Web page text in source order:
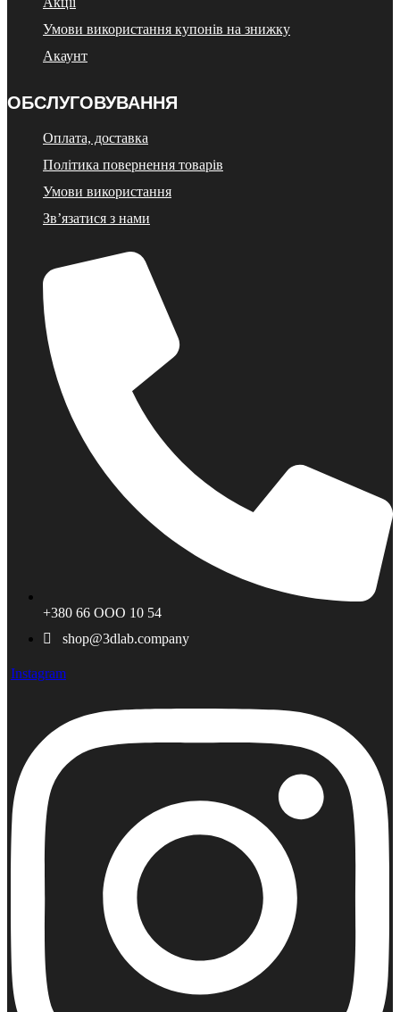
Умови використання купонів на знижку
Акаунт
ОБСЛУГОВУВАННЯ
Оплата, доставка
Політика повернення товарів
Умови використання
Зв’язатися з нами
+380 66 ООО 10 54
shop@3dlab.company
Instagram